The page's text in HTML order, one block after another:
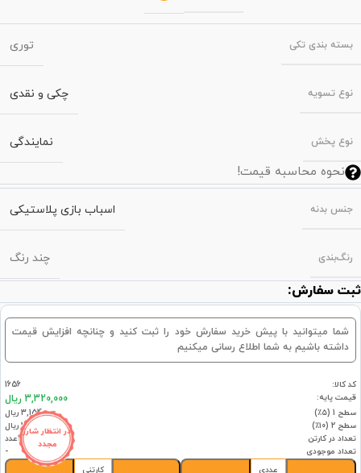
بسته‌ بندی تکی توری
نوع تسویه چکی و نقدی
نوع پخش نمایندگی
نحوه محاسبه قیمت!
جنس بدنه اسباب بازی پلاستیکی
رنگ‌بندی چند رنگ
ثبت سفارش:
شما میتوانید با پیش خرید سفارش خود را ثبت کنید و چنانچه افزایش قیمت
داشته باشیم به شما اطلاع رسانی میکنیم
در انتظار شارژ
مجدد
کد کالا:
1656
قیمت پایه:
3,320,000 ریال
سطح 1 (۵٪)
3,154,000 ریال
سطح 2 (۱۰٪)
2,988,000 ریال
تعداد در کارتن
15عدد
تعداد موجودی
-
عددی کارتنی